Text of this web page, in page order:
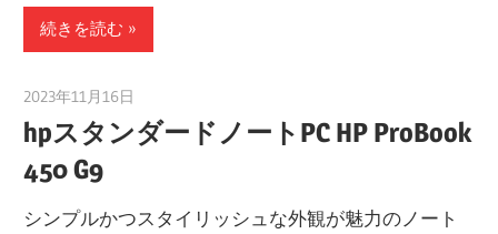
続きを読む
2023年11月16日
hpスタンダードノートPC HP ProBook
450 G9
シンプルかつスタイリッシュな外観が魅力のノート